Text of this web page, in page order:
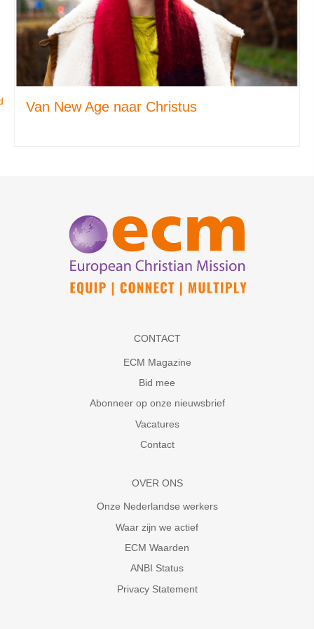
Van New Age naar Christus
CONTACT
ECM Magazine
Bid mee
Abonneer op onze nieuwsbrief
Vacatures
Contact
OVER ONS
Onze Nederlandse werkers
Waar zijn we actief
ECM Waarden
ANBI Status
Privacy Statement